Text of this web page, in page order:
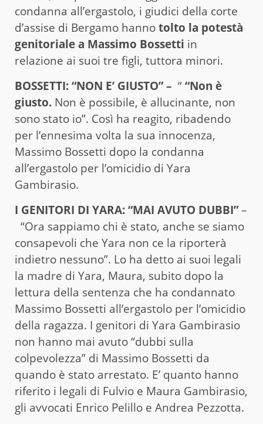
condanna all’ergastolo, i giudici della corte
d’assise di Bergamo hannotolto la potestà
genitoriale a Massimo Bossetti in
relazione ai suoi tre figli, tuttora minori.
BOSSETTI: “NON E’ GIUSTO” – ““Non è
giusto. Non è possibile, è allucinante, non
sono stato io”. Così ha reagito, ribadendo
per l’ennesima volta la sua innocenza,
Massimo Bossetti dopo la condanna
all’ergastolo per l’omicidio di Yara
Gambirasio.
I GENITORI DI YARA: “MAI AVUTO DUBBI”–
“Ora sappiamo chi è stato, anche se siamo
consapevoli che Yara non ce la riporterà
indietro nessuno”. Lo ha detto ai suoi legali
la madre di Yara, Maura, subito dopo la
lettura della sentenza che ha condannato
Massimo Bossetti all’ergastolo per l’omicidio
della ragazza. I genitori di Yara Gambirasio
non hanno mai avuto “dubbi sulla
colpevolezza” di Massimo Bossetti da
quando è stato arrestato. E’ quanto hanno
riferito i legali di Fulvio e Maura Gambirasio,
gli avvocati Enrico Pelillo e Andrea Pezzotta.